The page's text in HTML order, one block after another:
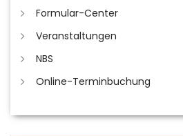
Formular-Center
Veranstaltungen
NBS
Online-Terminbuchung